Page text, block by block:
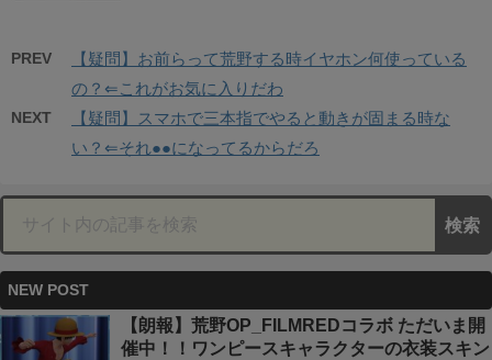
PREV
【疑問】お前らって荒野する時イヤホン何使っている
の？⇐これがお気に入りだわ
NEXT
【疑問】スマホで三本指でやると動きが固まる時な
い？⇐それ●●になってるからだろ
NEW POST
【朗報】荒野OP_FILMREDコラボ ただいま開
催中！！ワンピースキャラクターの衣装スキン